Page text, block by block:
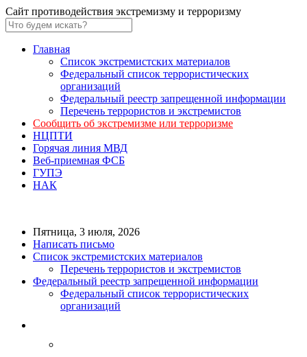
Сайт противодействия экстремизму и терроризму
Главная
Список экстремистских материалов
Федеральный список террористических
организаций
Федеральный реестр запрещенной информации
Перечень террористов и экстремистов
Сообщить об экстремизме или терроризме
НЦПТИ
Горячая линия МВД
Веб-приемная ФСБ
ГУПЭ
НАК
Пятница, 3 июля, 2026
Написать письмо
Список экстремистских материалов
Перечень террористов и экстремистов
Федеральный реестр запрещенной информации
Федеральный список террористических
организаций